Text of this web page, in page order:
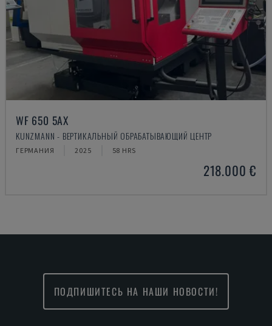
WF 650 5AX
KUNZMANN - ВЕРТИКАЛЬНЫЙ ОБРАБАТЫВАЮЩИЙ ЦЕНТР
ГЕРМАНИЯ 2025 58 HRS
218.000 €
ПОДПИШИТЕСЬ НА НАШИ НОВОСТИ!